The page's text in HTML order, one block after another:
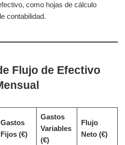
como hojas de cálculo
contabilidad.
Flujo de Efectivo
Gastos
Fijos (€)
Gastos
Variables
(€)
Flujo
Neto (€)